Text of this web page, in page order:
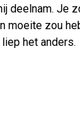
deelnam. Je
moeite zou
het anders.